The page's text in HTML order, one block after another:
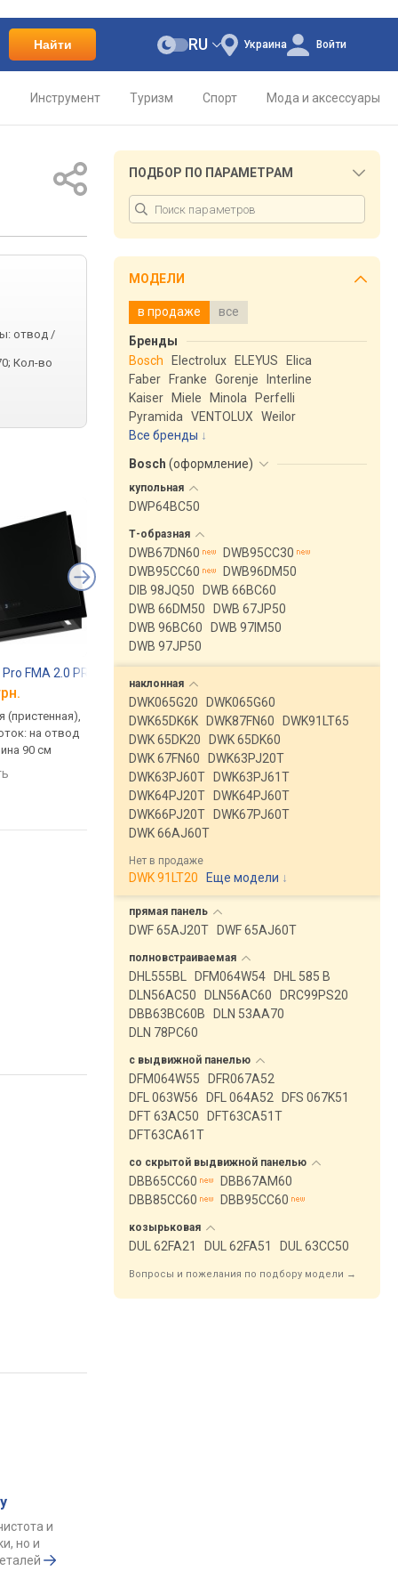
Найти Украина
RU Войти
Инструмент Туризм Спорт Мода и аксессуары
отвод /
Кол-во
FMA 2.0 PRO 907 BK
(пристенная),
на отвод
90 см
от 43 312 грн.
традиционная (пристенная),
наклонная, ширина 60 см,
автоматическое управление
сравнить
традиционная
ширина 90 см
и
но и
ПОДБОР ПО ПАРАМЕТРАМ
МОДЕЛИ
в продаже все
Бренды
Bosch
Electrolux ELEYUS
Elica
Faber
Franke Gorenje
Interline
Kaiser
Miele Minola
Perfelli
Pyramida
VENTOLUX
Weilor
Все бренды
Bosch (оформление)
купольная
DWP64BC50
Т-образная
DWB67DN60
DWB95CC30
DWB95CC60
DWB96DM50
DIB 98JQ50
DWB 66BC60
DWB 66DM50
DWB 67JP50
DWB 96BC60
DWB 97IM50
DWB 97JP50
наклонная
DWK065G20
DWK065G60
DWK65DK6K
DWK87FN60
DWK91LT65
DWK 65DK20
DWK 65DK60
DWK 67FN60
DWK63PJ20T
DWK63PJ60T
DWK63PJ61T
DWK64PJ20T
DWK64PJ60T
DWK66PJ20T
DWK67PJ60T
DWK 66AJ60T
Нет в продаже
DWK 91LT20 Еще модели ↓
прямая панель
DWF 65AJ20T DWF 65AJ60T
полновстраиваемая
DHL555BL DFM064W54
DHL 585 B
DLN56AC50
DLN56AC60
DRC99PS20
DBB63BC60B
DLN 53AA70
DLN 78PC60
с выдвижной панелью
DFM064W55
DFR067A52
DFL 063W56
DFL 064A52
DFS 067K51
DFT 63AC50
DFT63CA51T
DFT63CA61T
со скрытой выдвижной панелью
DBB65CC60
DBB67AM60
DBB85CC60
DBB95CC60
козырьковая
DUL 62FA21 DUL 62FA51 DUL 63CC50
Вопросы и пожелания по подбору модели →